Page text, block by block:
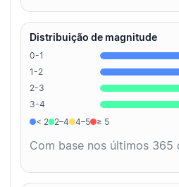
Distribuição de magnitude
0-1
1-2
2-3
3-4
< 2
2–4 4–5 ≥ 5
Com base nos últimos 365